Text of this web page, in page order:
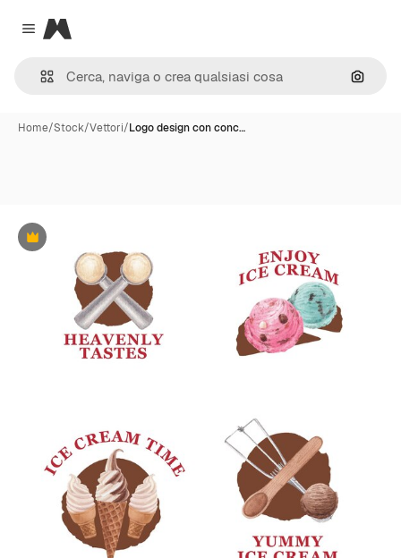
Close menu
Magnific
Cerca
Home/Stock/Vettori/Logo design con conc…
Premium